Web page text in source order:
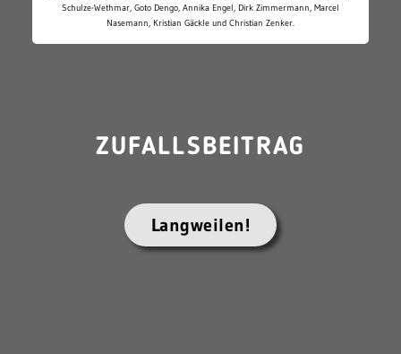
Schulze-Wethmar, Goto Dengo, Annika Engel, Dirk Zimmermann, Marcel
Nasemann, Kristian Gäckle und Christian Zenker.
ZUFALLSBEITRAG
Langweilen!